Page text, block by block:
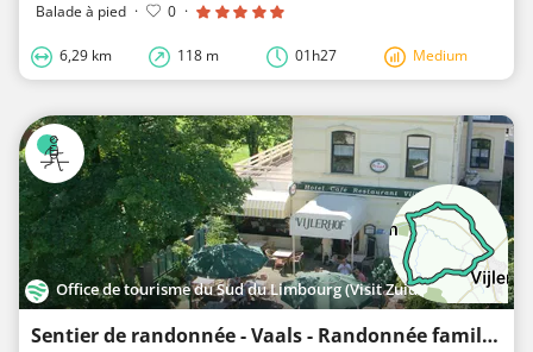
Balade à pied · 0 ·
6,29 km 118 m 01h27 Medium
Office de tourisme du Sud du Limbourg (Visit Zuid-Limburg)
Sentier de randonnée - Vaals - Randonnée familiale depuis Vijlen pour les petits nez curieux